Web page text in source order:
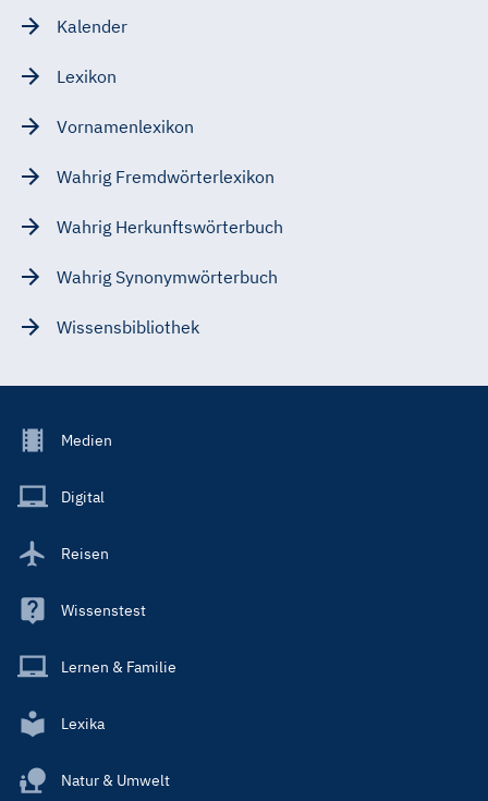
Kalender
Lexikon
Vornamenlexikon
Wahrig Fremdwörterlexikon
Wahrig Herkunftswörterbuch
Wahrig Synonymwörterbuch
Wissensbibliothek
Footer
Main
Medien
Digital
Reisen
Wissenstest
Lernen & Familie
Lexika
Natur & Umwelt